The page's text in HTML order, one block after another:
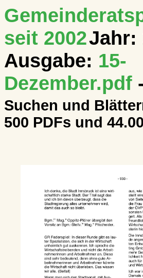
seit 2002Jahr:
Ausgabe: 15-
Dezember.pdf
Suchen und
500 PDFs und